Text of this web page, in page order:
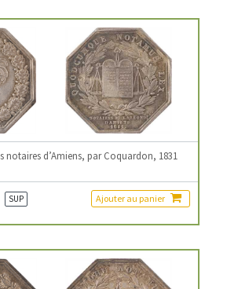
notaires d’Amiens, par Coquardon, 1831
SUP Ajouter au panier